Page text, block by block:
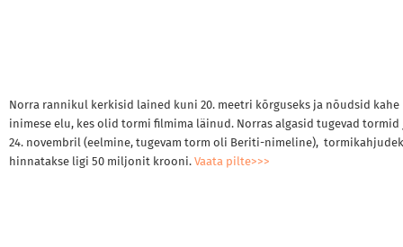
Norra rannikul kerkisid lained kuni 20. meetri kõrguseks ja nõudsid kahe
inimese elu, kes olid tormi filmima läinud. Norras algasid tugevad tormid
24. novembril (eelmine, tugevam torm oli Beriti-nimeline),
hinnatakse ligi 50 miljonit krooni. Vaata pilte>>>